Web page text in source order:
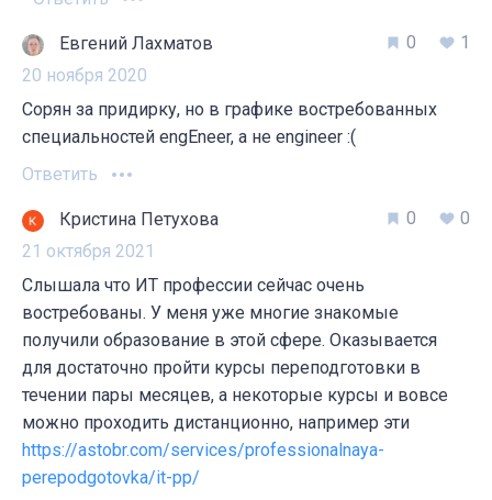
Кристина Петухова
21 октября 2021
0 0
Слышала что ИТ профессии сейчас очень
востребованы. У меня уже многие знакомые
получили образование в этой сфере. Оказывается
для достаточно пройти курсы переподготовки в
течении пары месяцев, а некоторые курсы и вовсе
можно проходить дистанционно, например эти
https://astobr.com/services/professionalnaya-
perepodgotovka/it-pp/
Евгений Лахматов
20 ноября 2020
0 1
Сорян за придирку, но в графике востребованных
специальностей engEneer, а не engineer :(
Ответить